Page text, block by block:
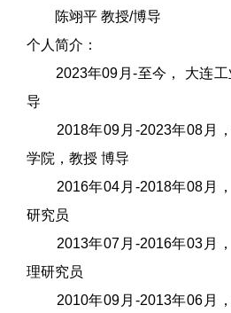
陈翊平 教授/博导
个人简介：
2023年09月-至今， 大连工
导
2018年09月-2023年08月，
学院，教授 博导
2016年04月-2018年08月，
研究员
2013年07月-2016年03月，
理研究员
2010年09月-2013年06月，